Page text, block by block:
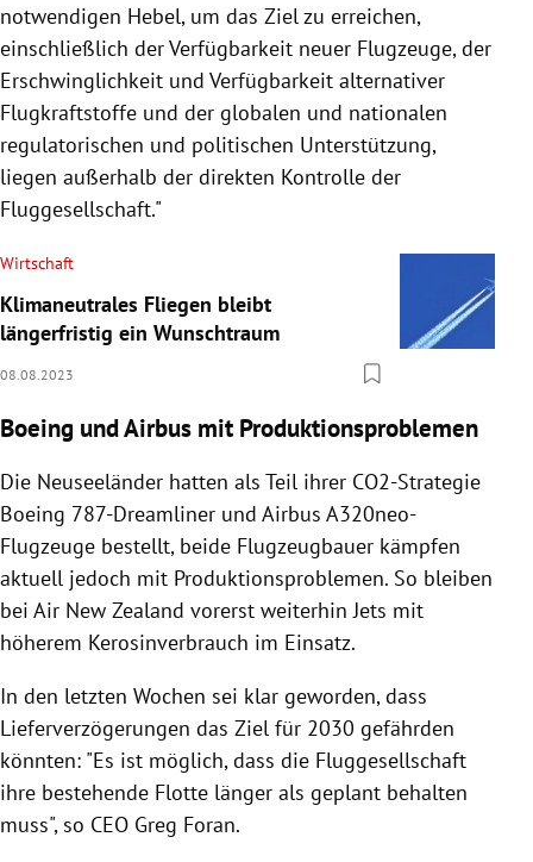
notwendigen Hebel, um das Ziel zu erreichen,
einschließlich der Verfügbarkeit neuer Flugzeuge, der
Erschwinglichkeit und Verfügbarkeit alternativer
Flugkraftstoffe und der globalen und nationalen
regulatorischen und politischen Unterstützung,
liegen außerhalb der direkten Kontrolle der
Fluggesellschaft."
Wirtschaft
Klimaneutrales Fliegen bleibt
längerfristig ein Wunschtraum
08.08.2023
Boeing und Airbus mit Produktionsproblemen
Die Neuseeländer hatten als Teil ihrer CO2-Strategie
Boeing 787-Dreamliner und Airbus A320neo-
Flugzeuge bestellt, beide Flugzeugbauer kämpfen
aktuell jedoch mit Produktionsproblemen. So bleiben
bei Air New Zealand vorerst weiterhin Jets mit
höherem Kerosinverbrauch im Einsatz.
In den letzten Wochen sei klar geworden, dass
Lieferverzögerungen das Ziel für 2030 gefährden
könnten: "Es ist möglich, dass die Fluggesellschaft
ihre bestehende Flotte länger als geplant behalten
muss", so CEO Greg Foran.